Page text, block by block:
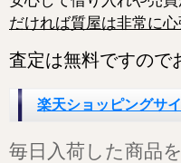
だければ質屋は非常に
査定は無料ですので
楽天ショッピングサ
毎日入荷した商品